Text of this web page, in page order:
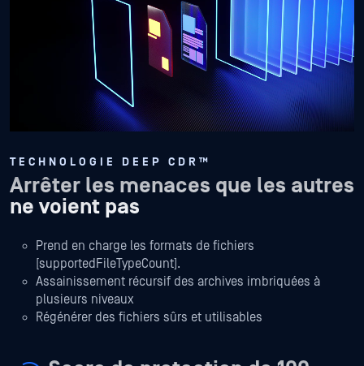
TECHNOLOGIE DEEP CDR™
Arrêter les menaces que les autres
ne voient pas
Prend en charge les formats de fichiers
[supportedFileTypeCount].
Assainissement récursif des archives imbriquées à
plusieurs niveaux
Régénérer des fichiers sûrs et utilisables